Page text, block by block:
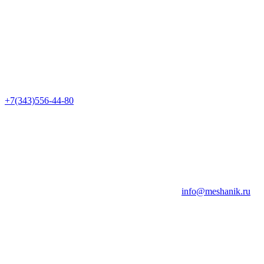
+7(343)556-44-80
info@meshanik.ru